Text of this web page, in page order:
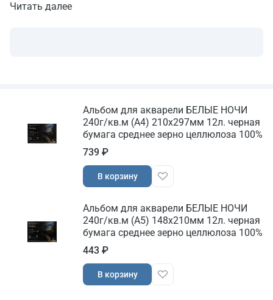
Читать далее
Альбом для акварели БЕЛЫЕ НОЧИ
240г/кв.м (А4) 210х297мм 12л. черная
бумага среднее зерно целлюлоза 100%
739 ₽
В корзину
Альбом для акварели БЕЛЫЕ НОЧИ
240г/кв.м (А5) 148х210мм 12л. черная
бумага среднее зерно целлюлоза 100%
443 ₽
В корзину